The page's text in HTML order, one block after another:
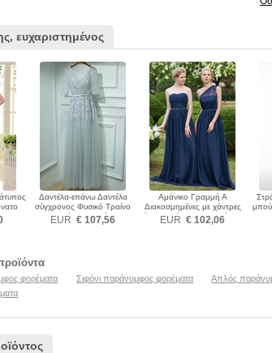
ευχαριστημένος
Δαντέλα-επάνω Δαντέλα
σύγχρονος Φυσικό Τραίνο
σκουπισμάτων Παράνυμφος
φορέματα
EUR € 107,56
Αμάνικο Γραμμή Α
Διακοσμημένες με χάντρες
ζώνη Παράνυμφος φορέματα
EUR € 102,06
φορέματα Σιφόνι παράνυμφος φορέματα Απλός